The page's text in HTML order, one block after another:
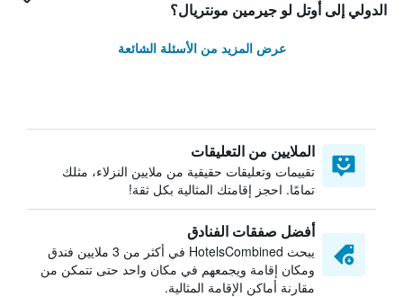
الدولي إلى أوتل لو جيرمين مونتريال؟
عرض المزيد من الأسئلة الشائعة
الملايين من التعليقات
تقييمات وتعليقات حقيقية من ملايين النزلاء، مثلك
تمامًا. احجز إقامتك المثالية بكل ثقة!
أفضل صفقات الفنادق
يبحث HotelsCombined في أكثر من 3 ملايين فندق
ومكان إقامة ويجمعهم في مكان واحد حتى تتمكن من
مقارنة أماكن الإقامة المثالية.